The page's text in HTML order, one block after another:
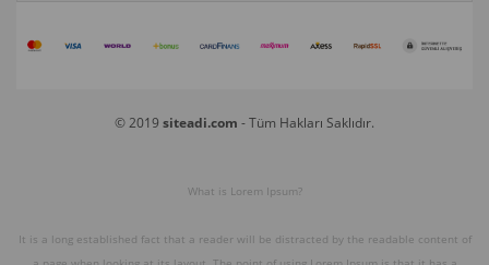
© 2019 siteadi.com - Tüm Hakları Saklıdır.
What is Lorem Ipsum?
It is a long established fact that a reader will be distracted by the readable content of